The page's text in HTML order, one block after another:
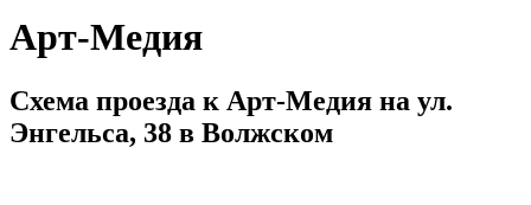
Арт-Медия
Схема проезда к Арт-Медия на ул.
Энгельса, 38 в Волжском